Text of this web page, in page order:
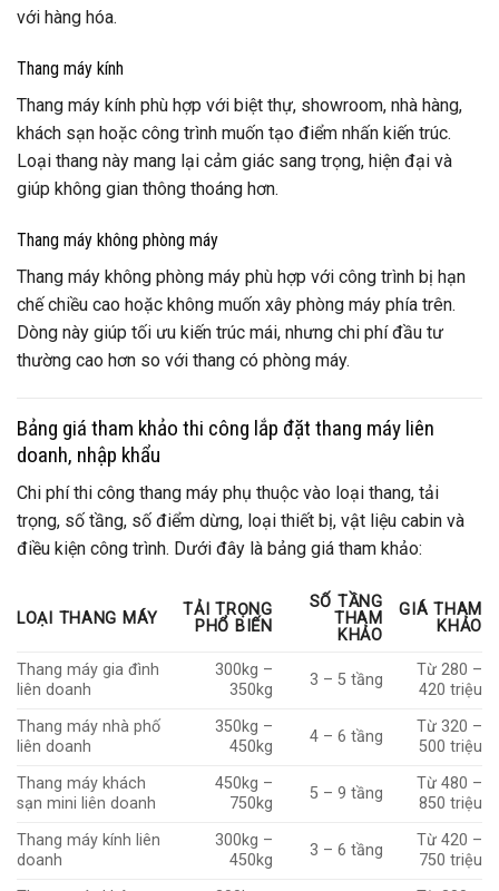
với hàng hóa.
Thang máy kính
Thang máy kính phù hợp với biệt thự, showroom, nhà hàng,
khách sạn hoặc công trình muốn tạo điểm nhấn kiến trúc.
Loại thang này mang lại cảm giác sang trọng, hiện đại và
giúp không gian thông thoáng hơn.
Thang máy không phòng máy
Thang máy không phòng máy phù hợp với công trình bị hạn
chế chiều cao hoặc không muốn xây phòng máy phía trên.
Dòng này giúp tối ưu kiến trúc mái, nhưng chi phí đầu tư
thường cao hơn so với thang có phòng máy.
Bảng giá tham khảo thi công lắp đặt thang máy liên
doanh, nhập khẩu
Chi phí thi công thang máy phụ thuộc vào loại thang, tải
trọng, số tầng, số điểm dừng, loại thiết bị, vật liệu cabin và
điều kiện công trình. Dưới đây là bảng giá tham khảo:
LOẠI THANG MÁY
TẢI TRỌNG
PHỔ BIẾN
SỐ TẦNG
THAM
KHẢO
GIÁ THAM
KHẢO
Thang máy gia đình
liên doanh
300kg –
350kg
3 – 5 tầng
Từ 280 –
420 triệu
Thang máy nhà phố
liên doanh
350kg –
450kg
4 – 6 tầng
Từ 320 –
500 triệu
Thang máy khách
sạn mini liên doanh
450kg –
750kg
5 – 9 tầng
Từ 480 –
850 triệu
Thang máy kính liên
doanh
300kg –
450kg
3 – 6 tầng
Từ 420 –
750 triệu